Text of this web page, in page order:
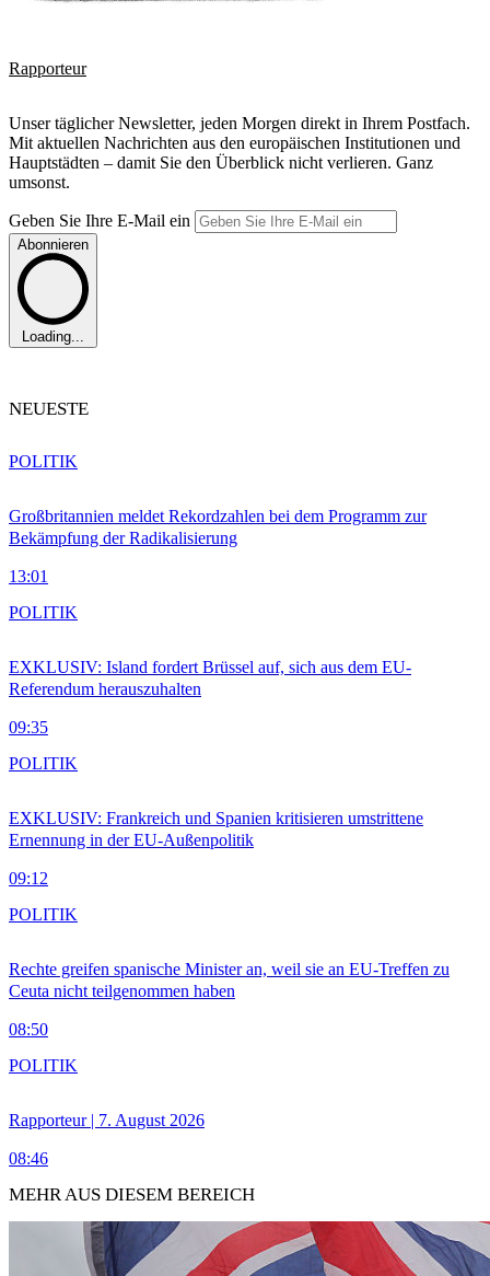
Rapporteur
Unser täglicher Newsletter, jeden Morgen direkt in Ihrem Postfach.
Mit aktuellen Nachrichten aus den europäischen Institutionen und
Hauptstädten – damit Sie den Überblick nicht verlieren. Ganz
umsonst.
Geben Sie Ihre E-Mail ein
Abonnieren
Loading...
NEUESTE
Großbritannien meldet Rekordzahlen bei dem Programm zur
Bekämpfung der Radikalisierung
13:01
POLITIK
EXKLUSIV: Island fordert Brüssel auf, sich aus dem EU-
Referendum herauszuhalten
09:35
POLITIK
EXKLUSIV: Frankreich und Spanien kritisieren umstrittene
Ernennung in der EU-Außenpolitik
09:12
POLITIK
Rechte greifen spanische Minister an, weil sie an EU-Treffen zu
Ceuta nicht teilgenommen haben
08:50
POLITIK
Rapporteur | 7. August 2026
08:46
POLITIK
MEHR AUS DIESEM BEREICH